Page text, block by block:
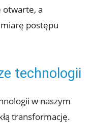
otwarte, a
postępu
technologii
w naszym
transformację.